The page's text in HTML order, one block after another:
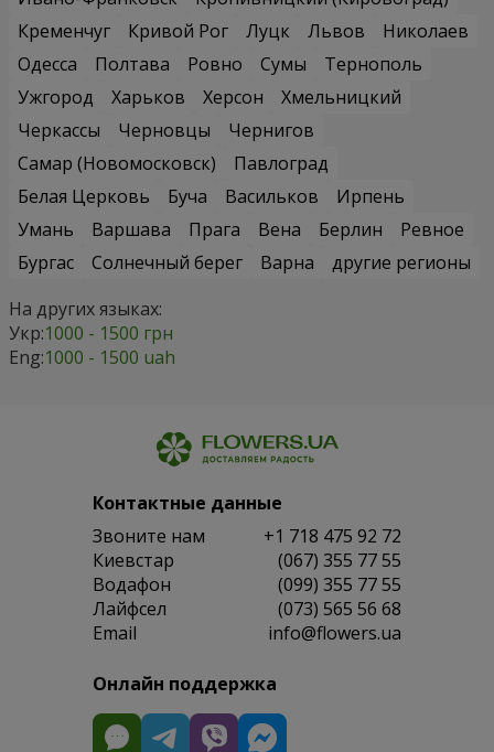
Кременчуг
Кривой Рог Луцк Львов
Николаев
Одесса
Полтава Ровно Сумы
Тернополь
Ужгород
Харьков Херсон
Хмельницкий
Черкассы
Черновцы
Чернигов
Самар (Новомосковск)
Павлоград
Белая Церковь
Буча Васильков
Ирпень
Умань
Варшава Прага Вена Берлин
Ревное
Бургас
Солнечный берег Варна
другие регионы
На других языках:
Укр:1000 - 1500 грн
Eng:1000 - 1500 uah
Контактные данные
Звоните нам
+1 718 475 92 72
Киевстар
(067) 355 77 55
Водафон
(099) 355 77 55
Лайфсел
(073) 565 56 68
Email
info@flowers.ua
Онлайн поддержка